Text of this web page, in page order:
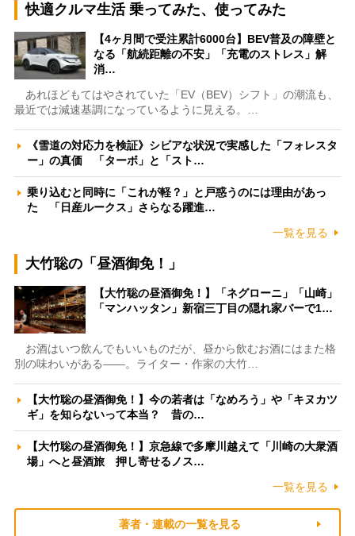
快適クルマ生活 乗ってみた、使ってみた
【4ヶ月間で受注累計6000台】BEV普及の障壁と
なる「航続距離の不安」「充電のストレス」解
消…
あれほどもてはやされていた「EV（BEV）シフト」の潮流も、
最近では減速基調になっているように見える。…
《雪道の対応力を検証》シビアな状況で実感した「フォレスタ
ー」の真価 「ターボ」と「スト…
乗り込むと同時に「これが軽？」と戸惑うのには理由があっ
た 「日産ルークス」さらなる躍進…
一覧を見る
大竹聡の「昼酒御免！」
【大竹聡の昼酒御免！】「ネグローニ」「山崎」
「マンハッタン」新宿三丁目の隠れ家バーで1…
お酒はいつ飲んでもいいものだが、昼から飲むお酒にはまた格
別の味わいがある――。ライター・作家の大竹…
【大竹聡の昼酒御免！】今の若者は「なめろう」や「キヌカツ
ギ」を知らないって本当？ 昔の…
【大竹聡の昼酒御免！】京急線で多摩川越えて「川崎の大衆酒
場」へと昼酒旅 押し寄せるノス…
一覧を見る
著者・連載の一覧を見る